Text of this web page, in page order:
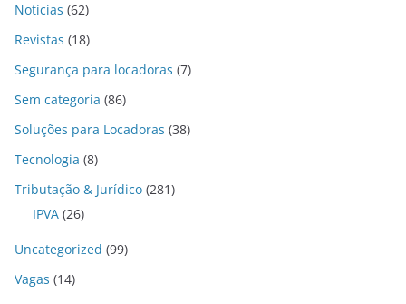
Notícias (62)
Revistas (18)
Segurança para locadoras (7)
Sem categoria (86)
Soluções para Locadoras (38)
Tecnologia (8)
Tributação & Jurídico (281)
IPVA (26)
Uncategorized (99)
Vagas (14)